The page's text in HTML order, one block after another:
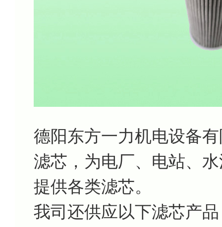
德阳东方一力机电设备
滤芯，为电厂、电站、
提供各类滤芯。
我司还供应以下滤芯产